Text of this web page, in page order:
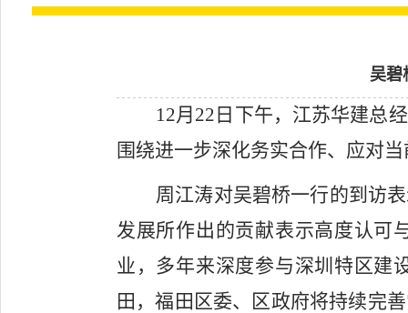
吴碧
12月22日下午，江苏华建总
围绕进一步深化务实合作、应对
周江涛对吴碧桥一行的到访
发展所作出的贡献表示高度认可
业，多年来深度参与深圳特区建
田，福田区委、区政府将持续完